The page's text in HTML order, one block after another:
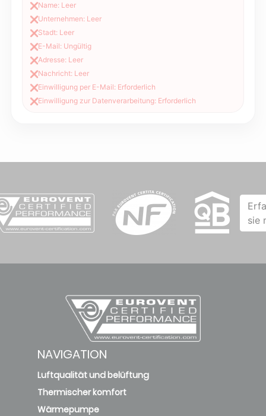
❌Name: Leer
❌Unternehmen: Leer
❌Stadt: Leer
❌E-Mail: Ungültig
❌Adresse: Leer
❌Nachricht: Leer
❌Einwilligung per E-Mail: Erforderlich
❌Einwilligung zur Datenverarbeitung: Erforderlich
sie
NAVIGATION
Luftqualität und belüftung
Thermischer komfort
Wärmepumpe